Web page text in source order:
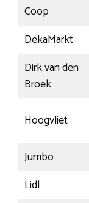
Coop
DekaMarkt
Dirk van den
Broek
Hoogvliet
Jumbo
Lidl